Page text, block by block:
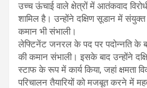
उच्च ऊंचाई वाले क्षेत्रों में आतंकवाद
शामिल है। उन्होंने दक्षिण सूडान में
कमान भी संभाली।
लेफ्टिनेंट जनरल के पद पर पदोन्नति के
की कमान संभाली। इसके बाद उन्होंने
स्टाफ के रूप में कार्य किया, जहां क्षमता
परिचालन तैयारियों को मजबूत करने में